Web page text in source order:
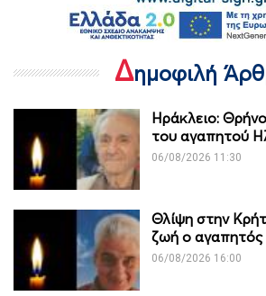
Δημοφιλή
Ηράκλειο:
του αγαπητού
06/08/2026 11:30
Θλίψη στην
ζωή ο αγαπητός
06/08/2026 16:00